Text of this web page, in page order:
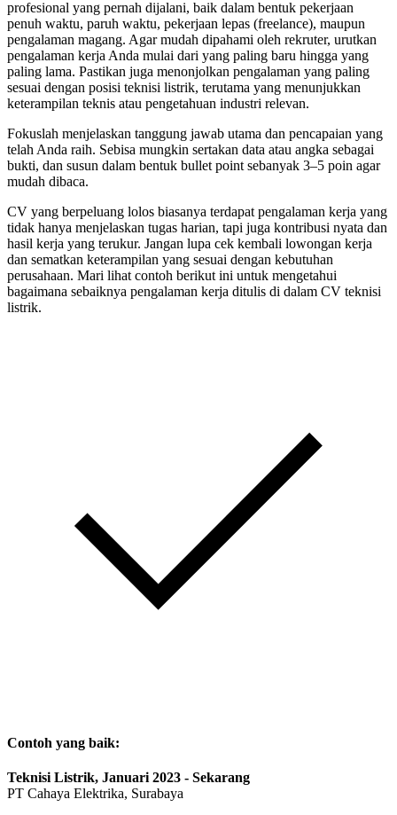
profesional yang pernah dijalani, baik dalam bentuk pekerjaan
penuh waktu, paruh waktu, pekerjaan lepas (freelance), maupun
pengalaman magang. Agar mudah dipahami oleh rekruter, urutkan
pengalaman kerja Anda mulai dari yang paling baru hingga yang
paling lama. Pastikan juga menonjolkan pengalaman yang paling
sesuai dengan posisi teknisi listrik, terutama yang menunjukkan
keterampilan teknis atau pengetahuan industri relevan.
Fokuslah menjelaskan tanggung jawab utama dan pencapaian yang
telah Anda raih. Sebisa mungkin sertakan data atau angka sebagai
bukti, dan susun dalam bentuk bullet point sebanyak 3–5 poin agar
mudah dibaca.
CV yang berpeluang lolos biasanya terdapat pengalaman kerja yang
tidak hanya menjelaskan tugas harian, tapi juga kontribusi nyata dan
hasil kerja yang terukur. Jangan lupa cek kembali lowongan kerja
dan sematkan keterampilan yang sesuai dengan kebutuhan
perusahaan. Mari lihat contoh berikut ini untuk mengetahui
bagaimana sebaiknya pengalaman kerja ditulis di dalam CV teknisi
listrik.
Contoh yang baik:
Teknisi Listrik, Januari 2023 - Sekarang
PT Cahaya Elektrika, Surabaya